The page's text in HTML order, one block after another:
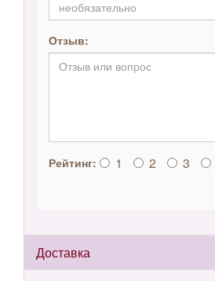
Отзыв:
Рейтинг: 1 2 3
Доставка